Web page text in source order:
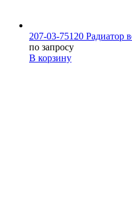
207-03-75120 Радиатор
по запросу
В корзину